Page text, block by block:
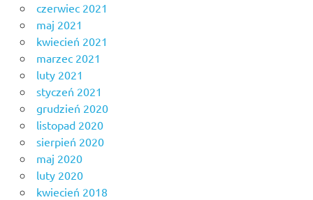
czerwiec 2021
maj 2021
kwiecień 2021
marzec 2021
luty 2021
styczeń 2021
grudzień 2020
listopad 2020
sierpień 2020
maj 2020
luty 2020
kwiecień 2018